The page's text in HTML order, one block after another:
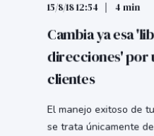
15/8/18 12:54 4 min
Cambia ya esa
direcciones' por
clientes
El manejo exitoso de
se trata únicamente